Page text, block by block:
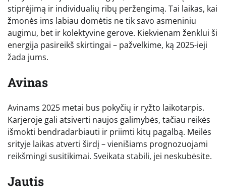
stiprėjimą ir individualių ribų peržengimą. Tai laikas, kai
žmonės ims labiau domėtis ne tik savo asmeniniu
augimu, bet ir kolektyvine gerove. Kiekvienam ženklui ši
energija pasireikš skirtingai – pažvelkime, ką 2025-ieji
žada jums.
Avinas
Avinams 2025 metai bus pokyčių ir ryžto laikotarpis.
Karjeroje gali atsiverti naujos galimybės, tačiau reikės
išmokti bendradarbiauti ir priimti kitų pagalbą. Meilės
srityje laikas atverti širdį – vienišiams prognozuojami
reikšmingi susitikimai. Sveikata stabili, jei neskubėsite.
Jautis